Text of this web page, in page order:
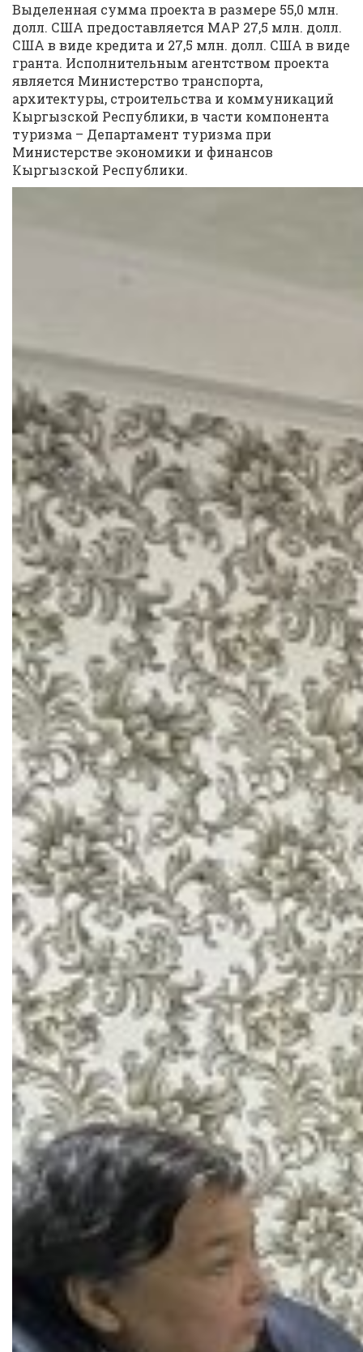
Выделенная сумма проекта в размере 55,0 млн.
долл. США предоставляется МАР 27,5 млн. долл.
США в виде кредита и 27,5 млн. долл. США в виде
гранта. Исполнительным агентством проекта
является Министерство транспорта,
архитектуры, строительства и коммуникаций
Кыргызской Республики, в части компонента
туризма – Департамент туризма при
Министерстве экономики и финансов
Кыргызской Республики.